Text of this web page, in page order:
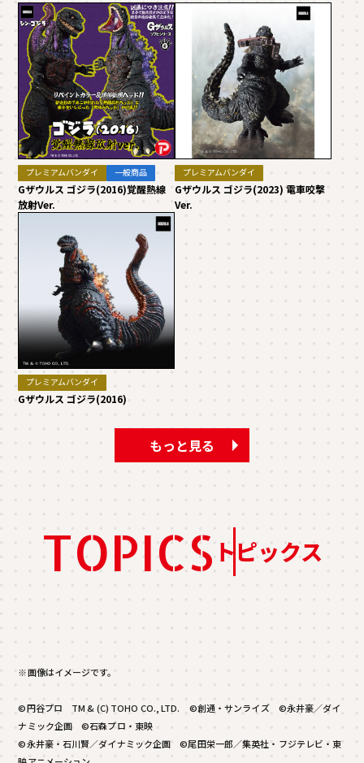
プレミアムバンダイ 一般商品
Gザウルス ゴジラ(2016)覚醒熱線
放射Ver.
プレミアムバンダイ
Gザウルス ゴジラ(2023) 電車咬撃
Ver.
プレミアムバンダイ
Gザウルス ゴジラ(2016)
もっと見る
TOPICS トピックス
※画像はイメージです。
©円谷プロ TM & (C) TOHO CO., LTD. ©創通・サンライズ ©永井豪／ダイ
ナミック企画 ©石森プロ・東映
©永井豪・石川賢／ダイナミック企画 ©尾田栄一郎／集英社・フジテレビ・東